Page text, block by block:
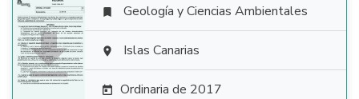

 Geología y Ciencias Ambientales
 Islas Canarias
 Ordinaria de 2017